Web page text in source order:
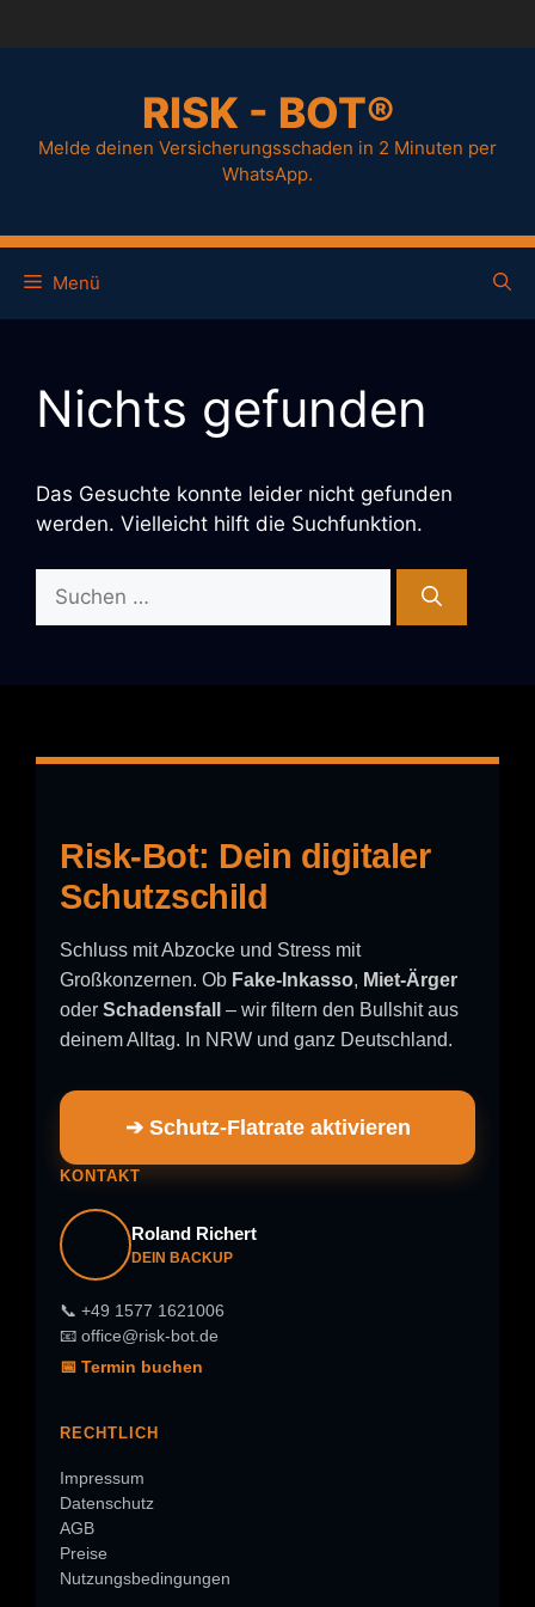
Inhalt
RISK - BOT®
Melde deinen Versicherungsschaden in 2 Minuten per
WhatsApp.
Menü
Nichts gefunden
Das Gesuchte konnte leider nicht gefunden
werden. Vielleicht hilft die Suchfunktion.
Suchen
nach:
Risk-Bot: Dein digitaler
Schutzschild
Schluss mit Abzocke und Stress mit
Großkonzernen. Ob Fake-Inkasso, Miet-Ärger
oder Schadensfall
– wir filtern den Bullshit aus
deinem Alltag. In NRW und ganz Deutschland.
➔ Schutz-Flatrate aktivieren
KONTAKT
Roland Richert
DEIN BACKUP
📞 +49 1577 1621006
📧 office@risk-bot.de
📅 Termin buchen
RECHTLICH
Impressum
Datenschutz
AGB
Preise
Nutzungsbedingungen